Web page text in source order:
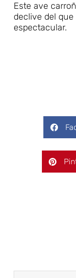
Este ave
declive del
espectacular.